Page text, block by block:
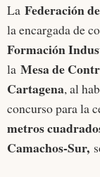
La Federación
la encargada de
Formación
la Mesa de
Cartagena, al
concurso para la
metros
Camachos-Sur,